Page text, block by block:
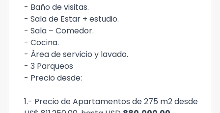
- Baño de visitas.
- Sala de Estar + estudio.
- Sala – Comedor.
- Cocina.
- Área de servicio y lavado.
- 3 Parqueos
- Precio desde:
1.- Precio de Apartamentos de 275 m2 desde